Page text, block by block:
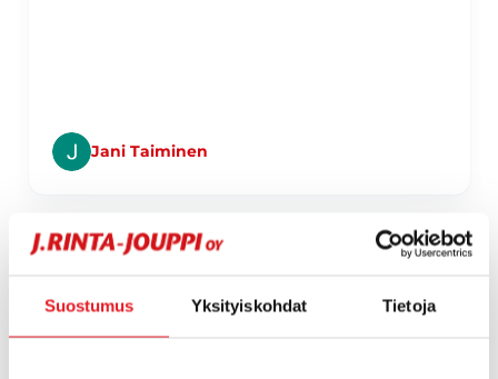
Suostumus Yksityiskohdat Tietoja
Jani Taiminen